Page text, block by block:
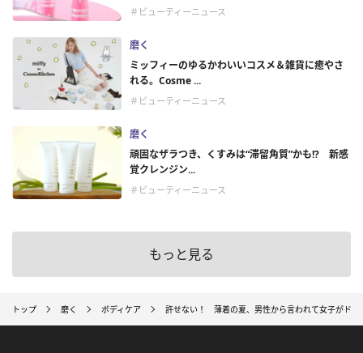
＃ビューティーニュース
磨く
ミッフィーのゆるかわいいコスメ＆雑貨に癒やさ
れる。Cosme ...
＃ビューティーニュース
磨く
頑固なザラつき、くすみは“滞留角質”かも!? 新感
覚クレンジン...
＃ビューティーニュース
もっと見る
トップ 磨く ボディケア 許せない！ 薄着の夏、男性から言われて女子がドン